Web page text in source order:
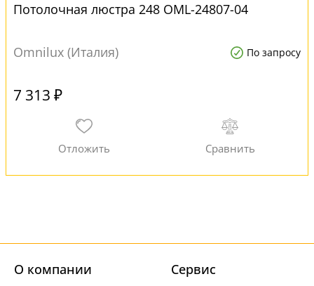
Потолочная люстра 248 OML-24807-04
Omnilux (Италия) По запросу
7 313 ₽
О компании Cервис